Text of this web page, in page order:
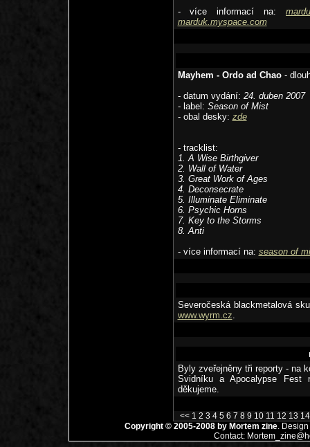
- více informací na:
marduk.myspace.com
Mayhem - Ordo ad Chao-
- datum vydání: 24. duben 2007
- label: Season of Mist
- obal desky: zde
- tracklist:
1. A Wise Birthgiver
2. Wall of Water
3. Great Work of Ages
4. Deconsecrate
5. Illuminate Eliminate
6. Psychic Horns
7. Key to the Storms
8. Anti
- více informací na: season of
Severočeská blackmetalová
www.wyrm.cz.
Byly zveřejněny tři reporty - na
Svidníku a Apocalypse Fest
děkujeme.
<< 1 2 3 4 5 6 7 8 9 10 11 12 13 14
Copyright © 2005-2008 by Mortem zine.
Contact: